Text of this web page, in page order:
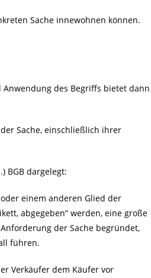
Sache innewohnen können.
des Begriffs bietet dann
Sache, einschließlich ihrer
BGB dargelegt:
einem anderen Glied der
abgegeben“ werden, eine große
der Sache begründet,
führen.
Verkäufer dem Käufer vor